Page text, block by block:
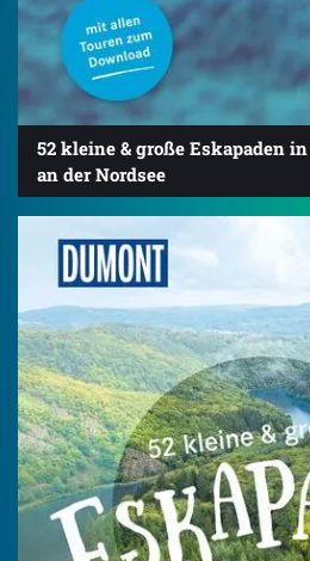
52 kleine & große Eskapaden
an der Nordsee